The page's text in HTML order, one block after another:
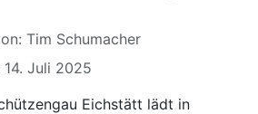
Tim Schumacher
Juli 2025
Eichstätt lädt in